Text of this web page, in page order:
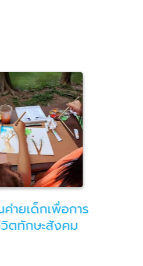
ายเด็กเพื่อการ
ตทักษะสังคม